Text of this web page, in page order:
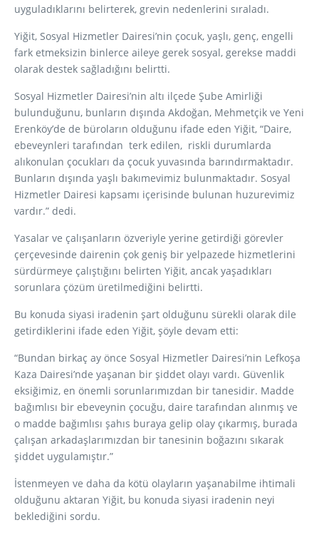
uyguladıklarını belirterek, grevin nedenlerini sıraladı.
Yiğit, Sosyal Hizmetler Dairesi’nin çocuk, yaşlı, genç, engelli
fark etmeksizin binlerce aileye gerek sosyal, gerekse maddi
olarak destek sağladığını belirtti.
Sosyal Hizmetler Dairesi’nin altı ilçede Şube Amirliği
bulunduğunu, bunların dışında Akdoğan, Mehmetçik ve Yeni
Erenköy’de de büroların olduğunu ifade eden Yiğit, “Daire,
ebeveynleri tarafından terk edilen, riskli durumlarda
alıkonulan çocukları da çocuk yuvasında barındırmaktadır.
Bunların dışında yaşlı bakımevimiz bulunmaktadır. Sosyal
Hizmetler Dairesi kapsamı içerisinde bulunan huzurevimiz
vardır.” dedi.
Yasalar ve çalışanların özveriyle yerine getirdiği görevler
çerçevesinde dairenin çok geniş bir yelpazede hizmetlerini
sürdürmeye çalıştığını belirten Yiğit, ancak yaşadıkları
sorunlara çözüm üretilmediğini belirtti.
Bu konuda siyasi iradenin şart olduğunu sürekli olarak dile
getirdiklerini ifade eden Yiğit, şöyle devam etti:
“Bundan birkaç ay önce Sosyal Hizmetler Dairesi’nin Lefkoşa
Kaza Dairesi’nde yaşanan bir şiddet olayı vardı. Güvenlik
eksiğimiz, en önemli sorunlarımızdan bir tanesidir. Madde
bağımlısı bir ebeveynin çocuğu, daire tarafından alınmış ve
o madde bağımlısı şahıs buraya gelip olay çıkarmış, burada
çalışan arkadaşlarımızdan bir tanesinin boğazını sıkarak
şiddet uygulamıştır.”
İstenmeyen ve daha da kötü olayların yaşanabilme ihtimali
olduğunu aktaran Yiğit, bu konuda siyasi iradenin neyi
beklediğini sordu.